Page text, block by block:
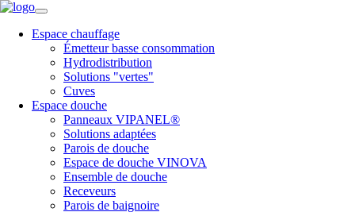
Espace chauffage
Émetteur basse consommation
Hydrodistribution
Solutions "vertes"
Cuves
Espace douche
Panneaux VIPANEL®
Solutions adaptées
Parois de douche
Espace de douche VINOVA
Ensemble de douche
Receveurs
Parois de baignoire